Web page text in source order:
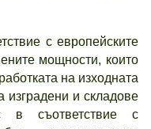
с европейските
мощности, които
на изходната
изградени и складове
в съответствие с